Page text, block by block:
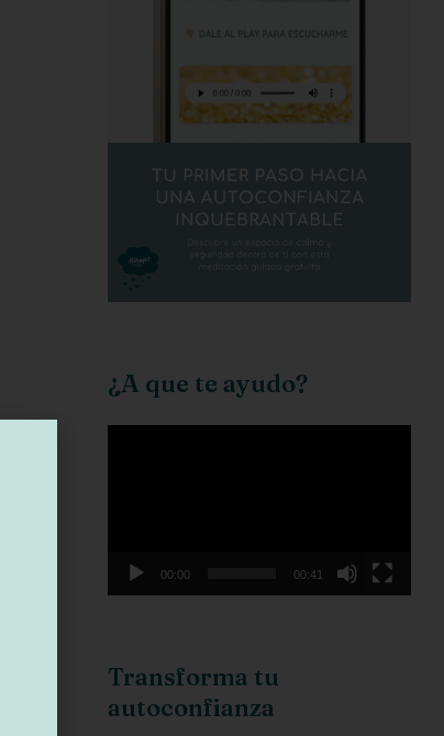
¿A que te ayudo?
00:00 00:41
Transforma tu
autoconfianza